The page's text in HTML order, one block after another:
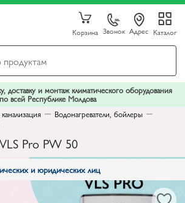
Корзина Звонок Адрес Каталог
доставку и монтаж климатического оборудования
по всей Республике Молдова
Водонагреватели, бойлеры
Pro PW 50
и юридических лиц